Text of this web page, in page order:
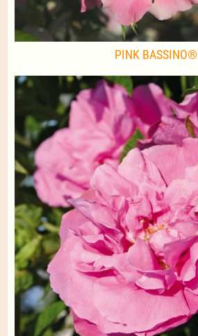
PINK BASSINO®